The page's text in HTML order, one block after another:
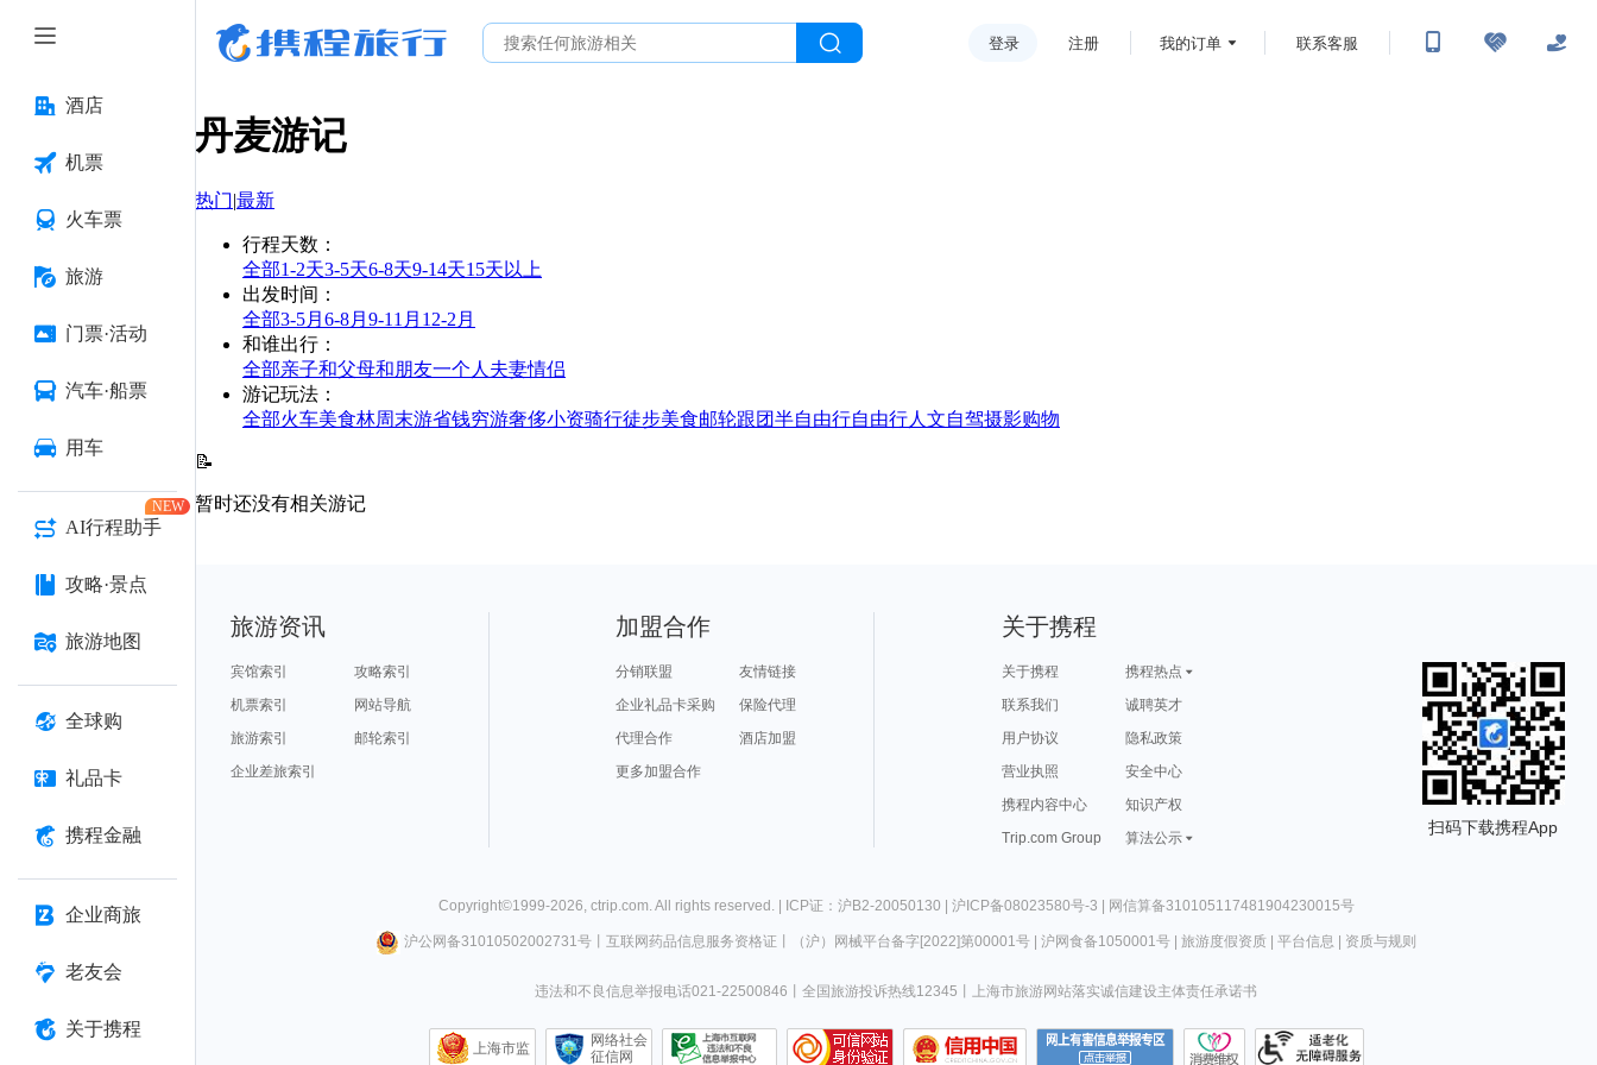
酒店
机票
火车票
旅游
门票·活动
汽车·船票
用车
AI行程助手
NEW
攻略·景点
旅游地图
全球购
礼品卡
携程金融
企业商旅
老友会
关于携程
登录 注册 我的订单 联系客服
丹麦游记
热门|最新
行程天数 ：
全部1-2天3-5天6-8天9-14天15天以上
出发时间 ：
全部3-5月 6-8月 9-11月 12-2月
和谁出行 ：
全部亲子和父母和朋友一个人 夫妻情侣
游记玩法 ：
全部火车美食林周末游省钱穷游奢侈小资骑行徒步美食邮轮跟团半自由行自由行人文自驾摄影购物
📝
暂时还没有相关游记
旅游资讯
宾馆索引
攻略索引
机票索引
网站导航
旅游索引
邮轮索引
企业差旅索引
加盟合作
分销联盟
友情链接
企业礼品卡采购
保险代理
代理合作
酒店加盟
更多加盟合作
关于携程
关于携程
携程热点
联系我们
诚聘英才
用户协议
隐私政策
营业执照
安全中心
携程内容中心
知识产权
Trip.com Group
算法公示
扫码下载携程App
Copyright©1999-2026, ctrip.com. All rights reserved. | ICP证：沪B2-20050130 | 沪ICP备08023580号-3 | 网信算备310105117481904230015号
沪公网备31010502002731号丨 互联网药品信息服务资格证 （沪）网械平台备字[2022]第00001号| 沪网食备1050001号| 旅游度假资质| 平台信息 资质与规则
违法和不良信息举报电话021-22500846 全国旅游投诉热线12345 上海市旅游网站落实诚信建设主体责任承诺书
上海市监
网络社会
征信网